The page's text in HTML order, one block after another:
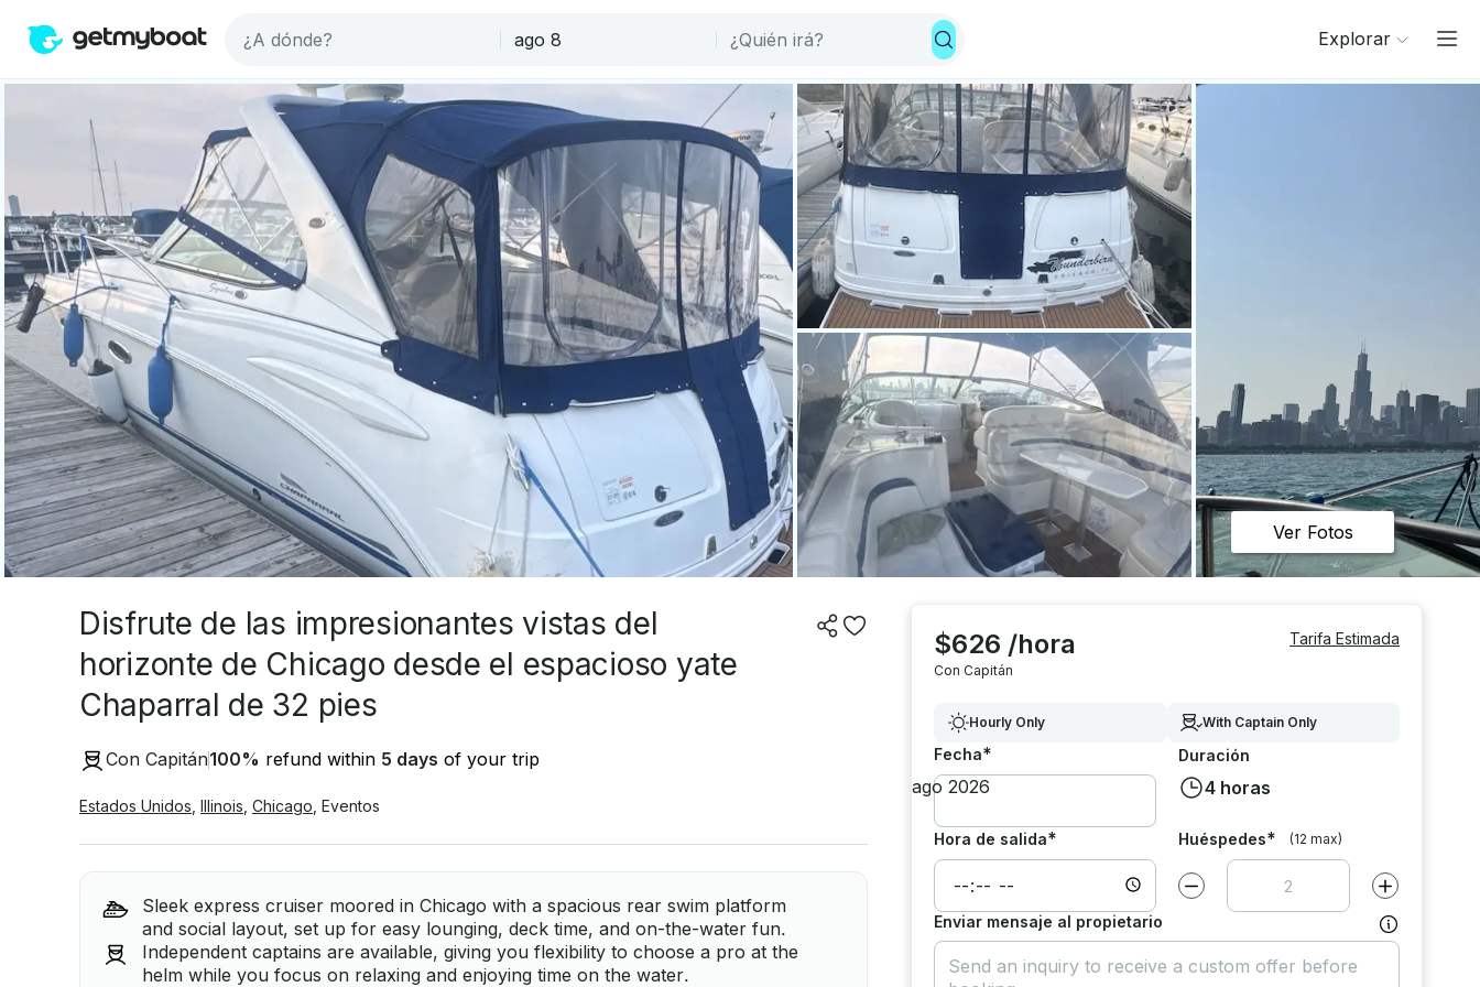
Explorar
Ver Fotos
Disfrute de las impresionantes vistas del
horizonte de Chicago desde el espacioso yate
Chaparral de 32 pies
Con Capitán100% refund within 5 days of your trip
Estados Unidos Illinois Chicago Eventos
Sleek express cruiser moored in Chicago with a spacious rear swim platform
and social layout, set up for easy lounging, deck time, and on-the-water fun.
Independent captains are available, giving you flexibility to choose a pro at the
helm while you focus on relaxing and enjoying time on the water.
$626 /hora
Con Capitán
Tarifa Estimada
Hourly Only With Captain Only
Fecha* Duración
4 horas
Hora de salida* Huéspedes* (12 max)
Disminuir el valor por Aumentar el
Enviar mensaje al propietario